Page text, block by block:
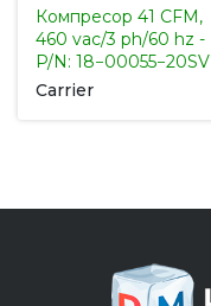
Компресор 41 CFM,
460 vac/3 ph/60 hz -
P/N: 18−00055−20SV
Carrier